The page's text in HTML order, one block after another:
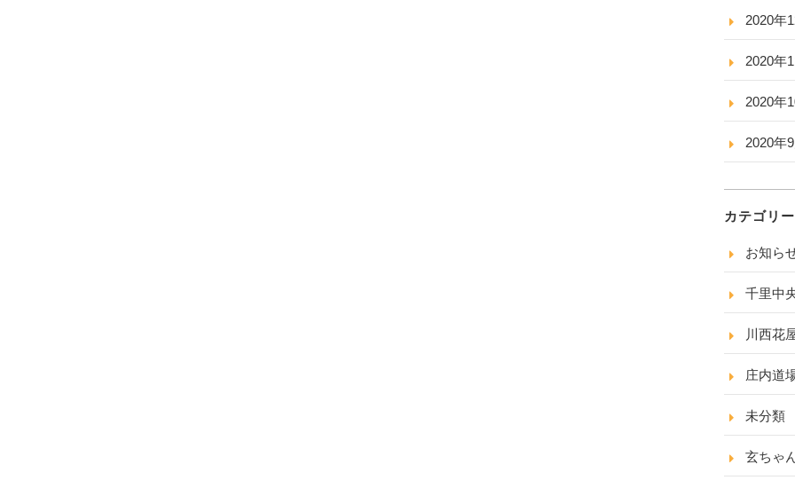
2020年
2020年
2020年
2020年9
カテゴリー
お知ら
千里中
川西花
庄内道
未分類
玄ちゃ